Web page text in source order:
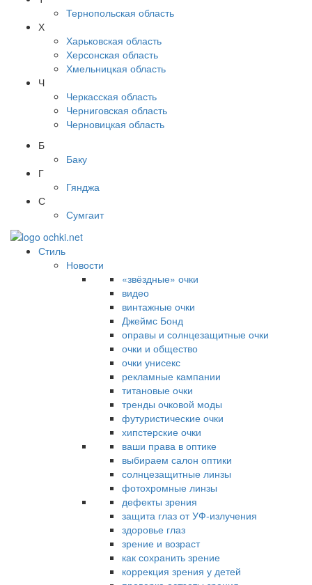
Тернопольская область
Х
Харьковская область
Херсонская область
Хмельницкая область
Ч
Черкасская область
Черниговская область
Черновицкая область
Б
Баку
Г
Гянджа
С
Сумгаит
Стиль
Новости
«звёздные» очки
видео
винтажные очки
Джеймс Бонд
оправы и солнцезащитные очки
очки и общество
очки унисекс
рекламные кампании
титановые очки
тренды очковой моды
футуристические очки
хипстерские очки
ваши права в оптике
выбираем салон оптики
солнцезащитные линзы
фотохромные линзы
дефекты зрения
защита глаз от УФ-излучения
здоровье глаз
зрение и возраст
как сохранить зрение
коррекция зрения у детей